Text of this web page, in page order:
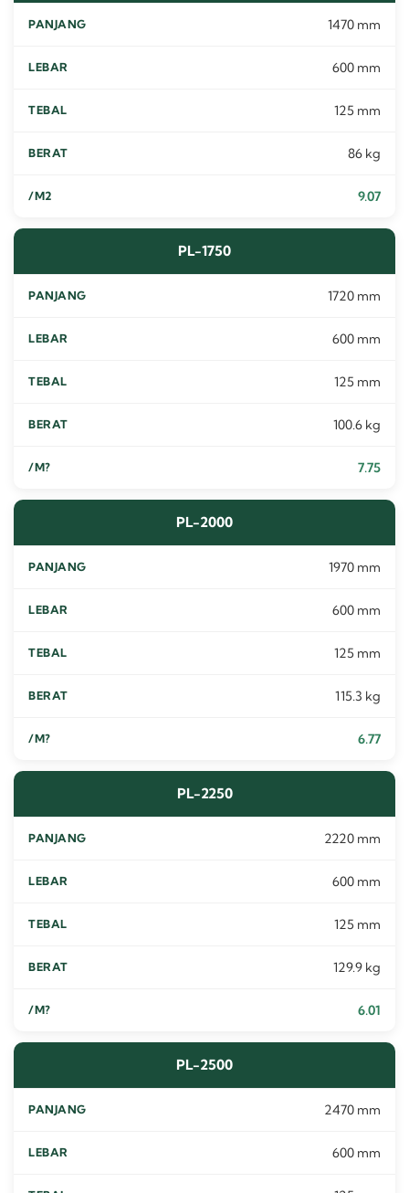
1470 mm
600 mm
125 mm
86 kg
9.07
PL-1750
1720 mm
600 mm
125 mm
100.6 kg
7.75
PL-2000
1970 mm
600 mm
125 mm
115.3 kg
6.77
PL-2250
2220 mm
600 mm
125 mm
129.9 kg
6.01
PL-2500
2470 mm
600 mm